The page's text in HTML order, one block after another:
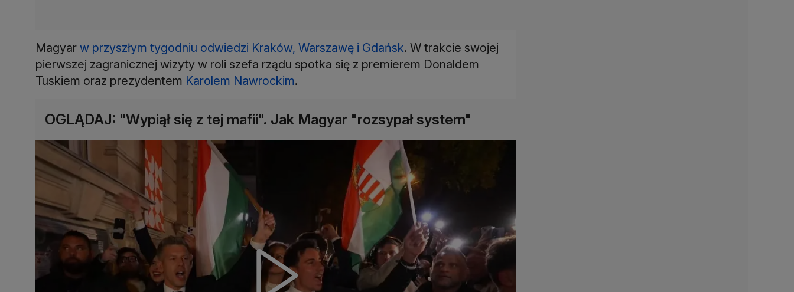
Magyar w przyszłym tygodniu odwiedzi Kraków, Warszawę i Gdańsk. W trakcie swojej
pierwszej zagranicznej wizyty w roli szefa rządu spotka się z premierem Donaldem
Tuskiem oraz prezydentem Karolem Nawrockim.
OGLĄDAJ: "Wypiął się z tej mafii". Jak Magyar "rozsypał system"